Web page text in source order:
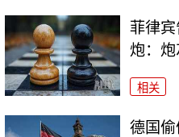
菲律
炮：
相关
德国偷